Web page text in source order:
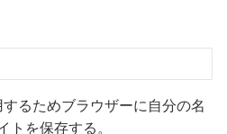
るためブラウザーに自分の名
トを保存する。